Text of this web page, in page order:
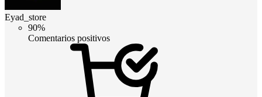
Eyad_store
90%
Comentarios positivos